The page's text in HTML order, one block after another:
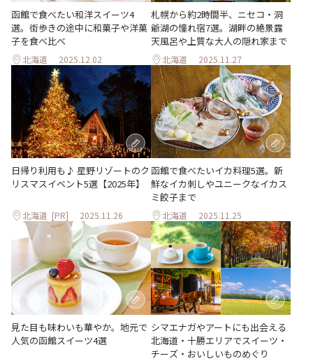
函館で食べたい和洋スイーツ4
選。街歩きの途中に和菓子や洋菓
子を食べ比べ
北海道 2025.12.02
札幌から約2時間半、ニセコ・洞
爺湖の憧れ宿7選。湖畔の絶景露
天風呂や上質な大人の隠れ家まで
北海道 2025.11.27
日帰り利用も♪ 星野リゾートのク
リスマスイベント5選【2025年】
北海道 [PR] 2025.11.26
函館で食べたいイカ料理5選。新
鮮なイカ刺しやユニークなイカス
ミ餃子まで
北海道 2025.11.25
見た目も味わいも華やか。地元で
人気の函館スイーツ4選
シマエナガやアートにも出会える
北海道・十勝エリアでスイーツ・
チーズ・おいしいものめぐり